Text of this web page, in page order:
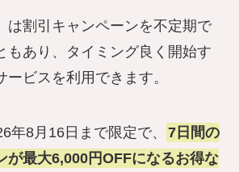
は割引キャンペーンを不定期で
もあり、タイミング良く開始す
ービスを利用できます。
年8月16日まで限定で、
7日間の
が最大6,000円OFFになるお得な